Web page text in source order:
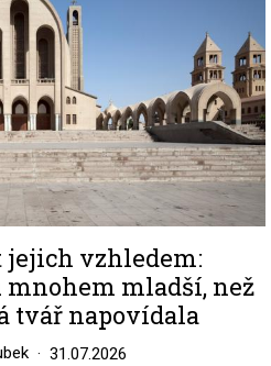
jejich vzhledem:
mnohem mladší, než
tvář napovídala
31.07.2026